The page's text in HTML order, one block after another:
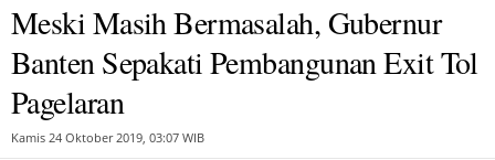
Meski Masih Bermasalah, Gubernur
Banten Sepakati Pembangunan Exit Tol
Pagelaran
Kamis 24 Oktober 2019, 03:07 WIB